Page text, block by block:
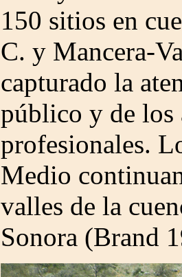
150 sitios en
C. y Mancera-
capturado la
público y de los
profesionales.
Medio
valles de la
Sonora (Brand